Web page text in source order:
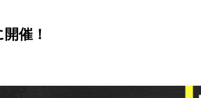
催！